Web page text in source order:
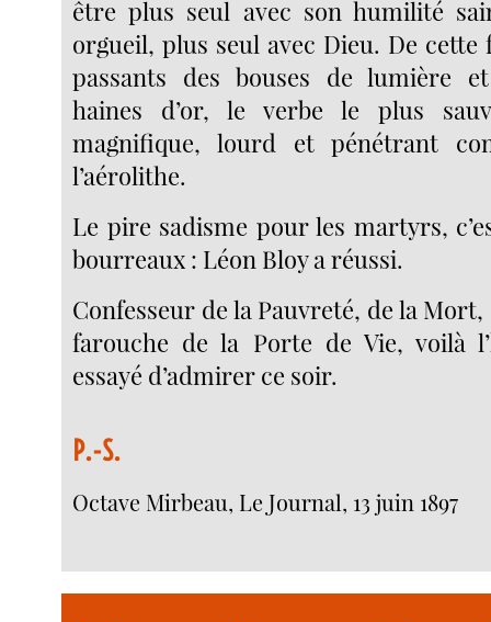
être plus seul avec son humilité
orgueil, plus seul avec Dieu. De cette
passants des bouses de lumière
haines d’or, le verbe le plus
magnifique, lourd et pénétrant
l’aérolithe.
Le pire sadisme pour les martyrs,
bourreaux : Léon Bloy a réussi.
Confesseur de la Pauvreté, de la
farouche de la Porte de Vie, voilà
essayé d’admirer ce soir.
P.-S.
Octave Mirbeau, Le Journal, 13 juin 1897